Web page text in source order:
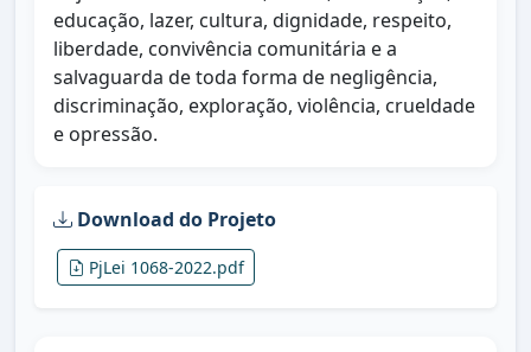
educação, lazer, cultura, dignidade, respeito,
liberdade, convivência comunitária e a
salvaguarda de toda forma de negligência,
discriminação, exploração, violência, crueldade
e opressão.
Download do Projeto
PjLei 1068-2022.pdf